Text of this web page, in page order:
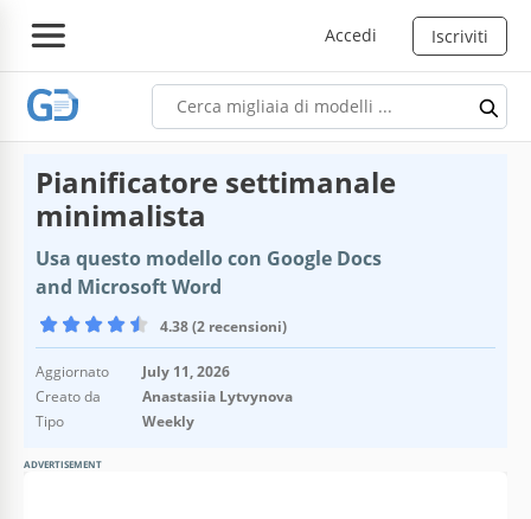
Accedi Iscriviti
Pianificatore settimanale
minimalista
Usa questo modello con Google Docs
and Microsoft Word
4.38 (2 recensioni)
Aggiornato
July 11, 2026
Creato da
Anastasiia Lytvynova
Tipo
Weekly
ADVERTISEMENT